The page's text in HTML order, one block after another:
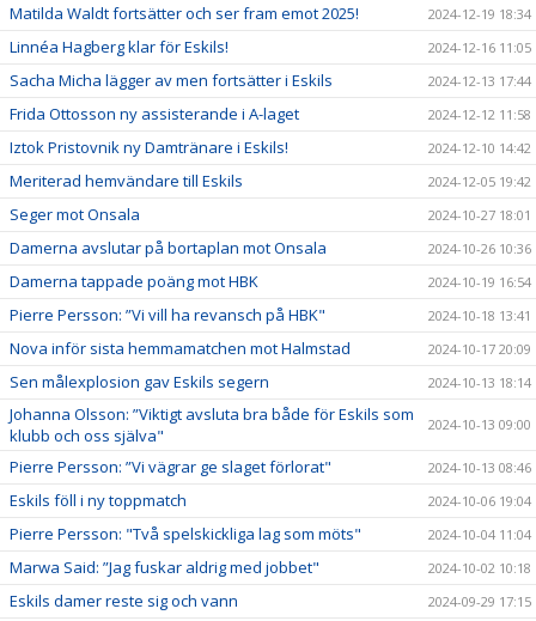
Matilda Waldt fortsätter och ser fram emot 2025! 2024-12-19 18:34
Linnéa Hagberg klar för Eskils! 2024-12-16 11:05
Sacha Micha lägger av men fortsätter i Eskils 2024-12-13 17:44
Frida Ottosson ny assisterande i A-laget 2024-12-12 11:58
Iztok Pristovnik ny Damtränare i Eskils! 2024-12-10 14:42
Meriterad hemvändare till Eskils 2024-12-05 19:42
Seger mot Onsala 2024-10-27 18:01
Damerna avslutar på bortaplan mot Onsala 2024-10-26 10:36
Damerna tappade poäng mot HBK 2024-10-19 16:54
Pierre Persson: ”Vi vill ha revansch på HBK" 2024-10-18 13:41
Nova inför sista hemmamatchen mot Halmstad 2024-10-17 20:09
Sen målexplosion gav Eskils segern 2024-10-13 18:14
Johanna Olsson: ”Viktigt avsluta bra både för Eskils som
klubb och oss själva"
2024-10-13 09:00
Pierre Persson: ”Vi vägrar ge slaget förlorat" 2024-10-13 08:46
Eskils föll i ny toppmatch 2024-10-06 19:04
Pierre Persson: "Två spelskickliga lag som möts" 2024-10-04 11:04
Marwa Said: ”Jag fuskar aldrig med jobbet" 2024-10-02 10:18
Eskils damer reste sig och vann 2024-09-29 17:15